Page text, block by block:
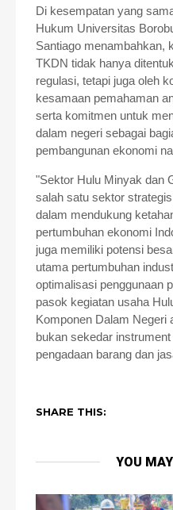
Di kesempatan yang
Hukum Universitas
Santiago menambahkan,
TKDN tidak hanya
regulasi, tetapi juga oleh
kesamaan pemahaman
serta komitmen untuk
dalam negeri sebagai
pembangunan ekonomi
"Sektor Hulu Minyak dan
salah satu sektor
dalam mendukung
pertumbuhan ekonomi
juga memiliki potensi
utama pertumbuhan
optimalisasi penggunaan
pasok kegiatan usaha
Komponen Dalam Negeri
bukan sekedar
pengadaan barang dan
SHARE THIS:
YOU